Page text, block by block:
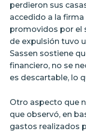
perdieron sus
accedido a la
promovidos por el
de expulsión tuvo
Sassen sostiene
financiero, no se
es descartable, lo
Otro aspecto que
que observó, en
gastos realizados